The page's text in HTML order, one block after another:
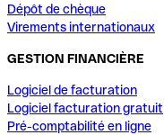
Dépôt de chèque
Virements internationaux
GESTION FINANCIÈRE
Logiciel de facturation
Logiciel facturation gratuit
Pré-comptabilité en ligne